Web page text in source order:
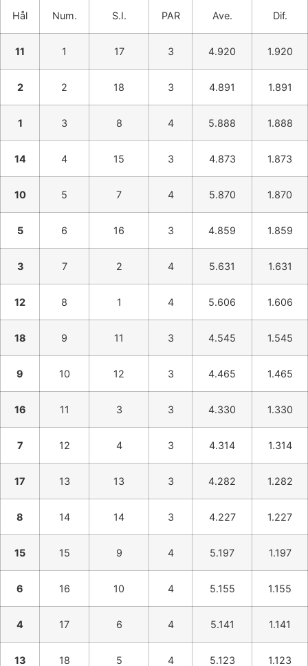
Hål Num. S.I. PAR Ave. Dif.
11 1 17 3 4.920 1.920
2 2 18 3 4.891 1.891
1 3 8 4 5.888 1.888
14 4 15 3 4.873 1.873
10 5 7 4 5.870 1.870
5 6 16 3 4.859 1.859
3 7 2 4 5.631 1.631
12 8 1 4 5.606 1.606
18 9 11 3 4.545 1.545
9 10 12 3 4.465 1.465
16 11 3 3 4.330 1.330
7 12 4 3 4.314 1.314
17 13 13 3 4.282 1.282
8 14 14 3 4.227 1.227
15 15 9 4 5.197 1.197
6 16 10 4 5.155 1.155
4 17 6 4 5.141 1.141
13 18 5 4 5.123 1.123